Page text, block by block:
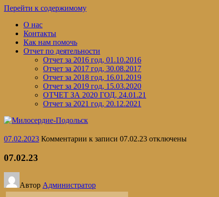
Перейти к содержимому
О нас
Контакты
Как нам помочь
Отчет по деятельности
Отчет за 2016 год, 01.10.2016
Отчет за 2017 год, 30.08.2017
Отчет за 2018 год, 16.01.2019
Отчет за 2019 год, 15.03.2020
ОТЧЕТ ЗА 2020 ГОД, 24.01.21
Отчет за 2021 год, 20.12.2021
07.02.2023 Комментарии к записи 07.02.23 отключены
07.02.23
Автор Администратор